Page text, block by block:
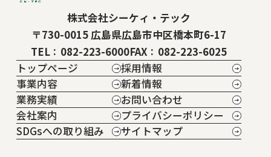
株式会社シーケィ・テック
〒730-0015 広島県広島市中区橋本町6-17
TEL
082-223-6000FAX
082-223-6025
トップページ
事業内容
業務実績
会社案内
SDGsへの取り組み
採用情報
新着情報
お問い合わせ
プライバシーポリシー
サイトマップ